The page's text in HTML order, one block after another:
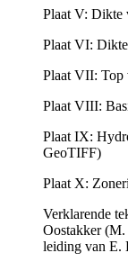
Plaat V: Dikte
Plaat VI:
Plaat VII: Top
Plaat VIII:
Plaat IX:
GeoTIFF)
Plaat X:
Verklarende
Oostakker (M.
leiding van E.